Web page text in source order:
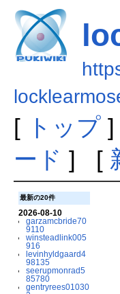
[ トップ]
ード ] [
最新の20件
2026-08-10
garzamcbride70
9110
winsteadlink005
916
levinhyldgaard4
98135
seerupmonrad5
85780
gentryrees01030